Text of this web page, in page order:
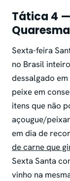
Tática 4
Sexta-feira
no Brasil
dessalgado
peixe em
itens que não
açougue/
em dia de
de carne que
Sexta Santa
vinho na